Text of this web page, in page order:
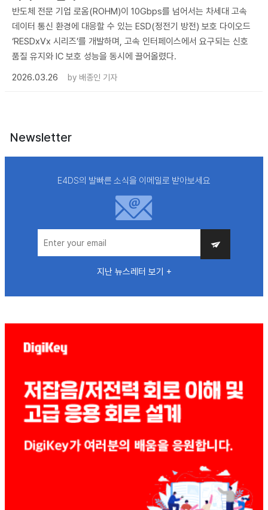
반도체 전문 기업 로옴(ROHM)이 10Gbps를 넘어서는 차세대 고속
데이터 통신 환경에 대응할 수 있는 ESD(정전기 방전) 보호 다이오드
‘RESDxVx 시리즈’를 개발하며, 고속 인터페이스에서 요구되는 신호
품질 유지와 IC 보호 성능을 동시에 끌어올렸다.
2026.03.26
by 배종인 기자
Newsletter
E4DS의 발빠른 소식을 이메일로 받아보세요
지난 뉴스레터 보기 +